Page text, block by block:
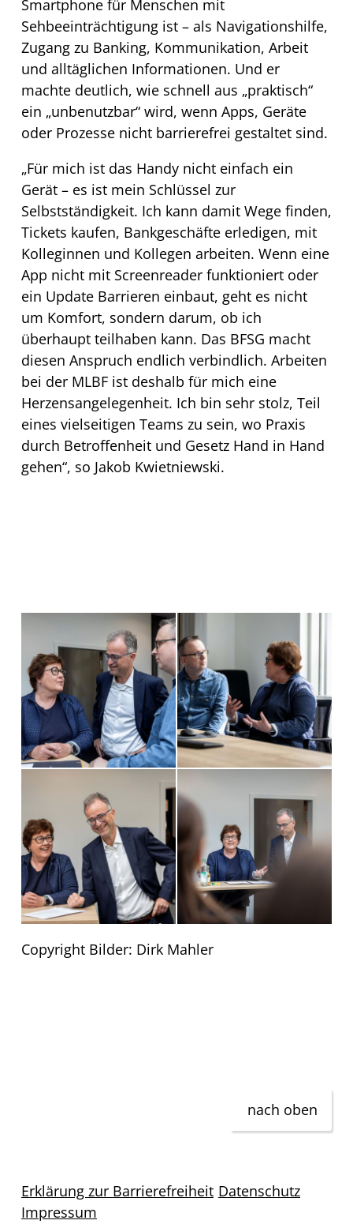
Smartphone für Menschen mit
Sehbeeinträchtigung ist – als Navigationshilfe,
Zugang zu Banking, Kommunikation, Arbeit
und alltäglichen Informationen. Und er
machte deutlich, wie schnell aus „praktisch“
ein „unbenutzbar“ wird, wenn Apps, Geräte
oder Prozesse nicht barrierefrei gestaltet sind.
„Für mich ist das Handy nicht einfach ein
Gerät – es ist mein Schlüssel zur
Selbstständigkeit. Ich kann damit Wege finden,
Tickets kaufen, Bankgeschäfte erledigen, mit
Kolleginnen und Kollegen arbeiten. Wenn eine
App nicht mit Screenreader funktioniert oder
ein Update Barrieren einbaut, geht es nicht
um Komfort, sondern darum, ob ich
überhaupt teilhaben kann. Das BFSG macht
diesen Anspruch endlich verbindlich. Arbeiten
bei der MLBF ist deshalb für mich eine
Herzensangelegenheit. Ich bin sehr stolz, Teil
eines vielseitigen Teams zu sein, wo Praxis
durch Betroffenheit und Gesetz Hand in Hand
gehen“, so Jakob Kwietniewski.
Copyright Bilder: Dirk Mahler
nach oben
Erklärung zur Barrierefreiheit Datenschutz
Impressum